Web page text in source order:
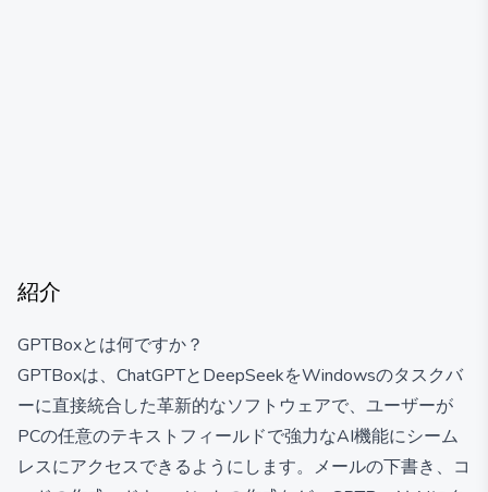
紹介
GPTBoxとは何ですか？
GPTBoxは、ChatGPTとDeepSeekをWindowsのタスクバ
ーに直接統合した革新的なソフトウェアで、ユーザーが
PCの任意のテキストフィールドで強力なAI機能にシーム
レスにアクセスできるようにします。メールの下書き、コ